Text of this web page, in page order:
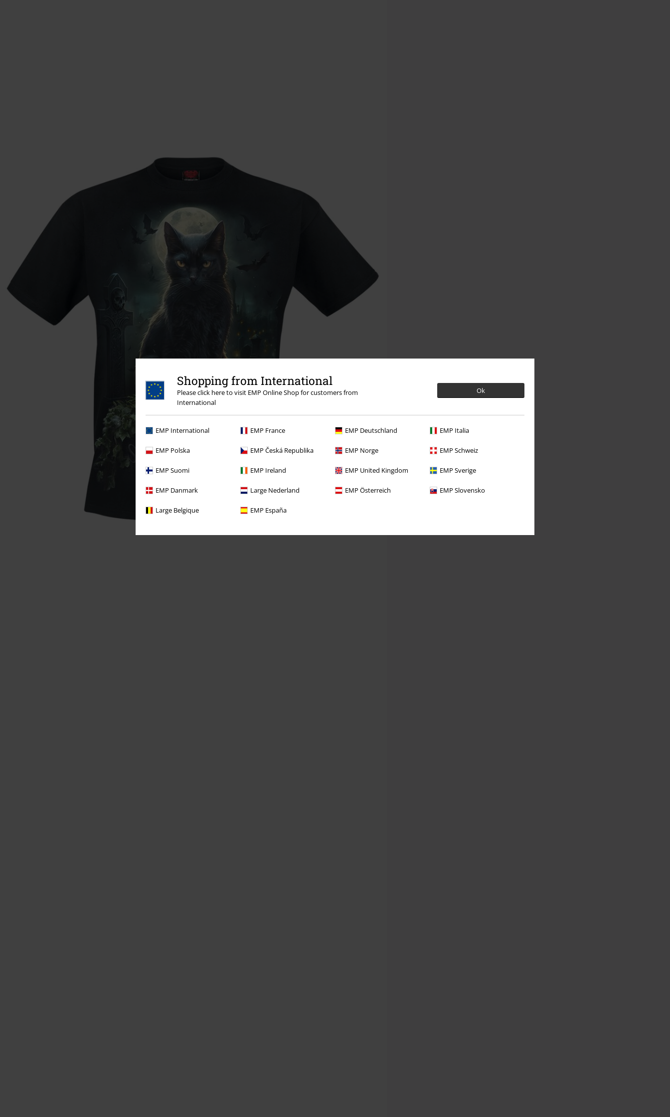
Shopping from International
Please click here to visit EMP Online Shop for customers from
International
Ok
EMP International EMP France EMP Deutschland EMP Italia
EMP Polska EMP Česká Republika EMP Norge EMP Schweiz
EMP Suomi EMP Ireland EMP United Kingdom EMP Sverige
EMP Danmark Large Nederland EMP Österreich EMP Slovensko
Large Belgique EMP España